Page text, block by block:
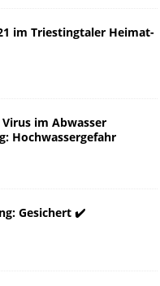
im Triestingtaler Heimat-
im Abwasser
Hochwassergefahr
Gesichert ✔️